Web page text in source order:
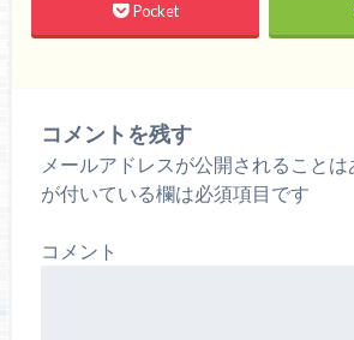
Pocket
コメントを残す
メールアドレスが公開されることは
が付いている欄は必須項目です
コメント